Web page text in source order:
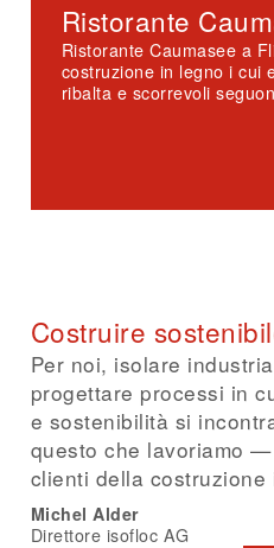
Ristorante
Ristorante Caumasee a
costruzione in legno i cui
ribalta e scorrevoli
Costruire
Per noi, isolare
progettare processi in
e sostenibilità si
questo che lavoriamo
clienti della costruzione
Michel Alder
Direttore isofloc AG